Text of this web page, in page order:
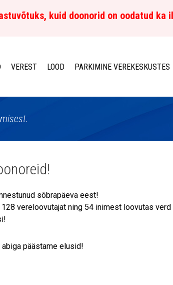
kuid doonorid on oodatud ka
VEREST LOOD PARKIMINE VEREKESKUSTES
sõbrapäeva eest!
vereloovutajat ning 54 inimest loovutas
päästame elusid!